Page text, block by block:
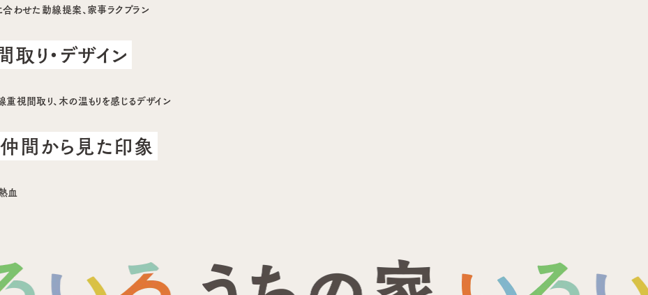
合わせた動線提案、家事ラクプラン
取り・デザイン
視間取り、木の温もりを感じるデザイン
間から見た印象
血